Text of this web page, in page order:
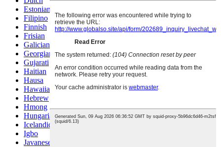
Estonian
Filipino
Finnish
Frisian
Galician
Georgian
Gujarati
Haitian
Hausa
Hawaiian
Hebrew
Hmong
Hungarian
Icelandic
Igbo
Javanese